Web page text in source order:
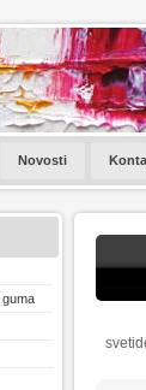
Novosti
guma